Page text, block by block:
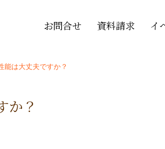
お問合せ 資料請求 イ
能は大丈夫ですか？
か？